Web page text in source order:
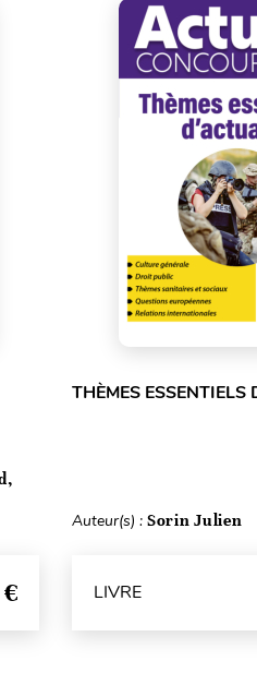
THÈMES
Auteur(s) : Sorin Julien
LIVRE